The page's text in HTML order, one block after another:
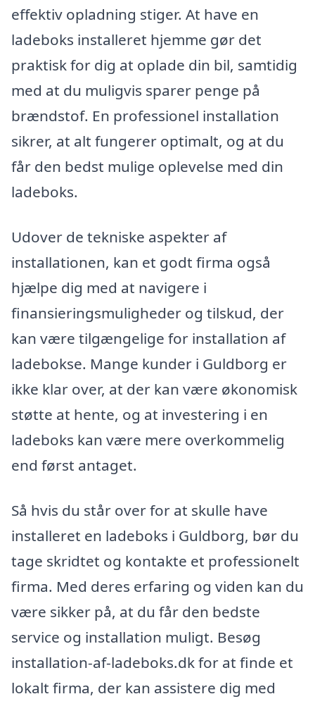
effektiv opladning stiger. At have en
ladeboks installeret hjemme gør det
praktisk for dig at oplade din bil, samtidig
med at du muligvis sparer penge på
brændstof. En professionel installation
sikrer, at alt fungerer optimalt, og at du
får den bedst mulige oplevelse med din
ladeboks.
Udover de tekniske aspekter af
installationen, kan et godt firma også
hjælpe dig med at navigere i
finansieringsmuligheder og tilskud, der
kan være tilgængelige for installation af
ladebokse. Mange kunder i Guldborg er
ikke klar over, at der kan være økonomisk
støtte at hente, og at investering i en
ladeboks kan være mere overkommelig
end først antaget.
Så hvis du står over for at skulle have
installeret en ladeboks i Guldborg, bør du
tage skridtet og kontakte et professionelt
firma. Med deres erfaring og viden kan du
være sikker på, at du får den bedste
service og installation muligt. Besøg
installation-af-ladeboks.dk for at finde et
lokalt firma, der kan assistere dig med